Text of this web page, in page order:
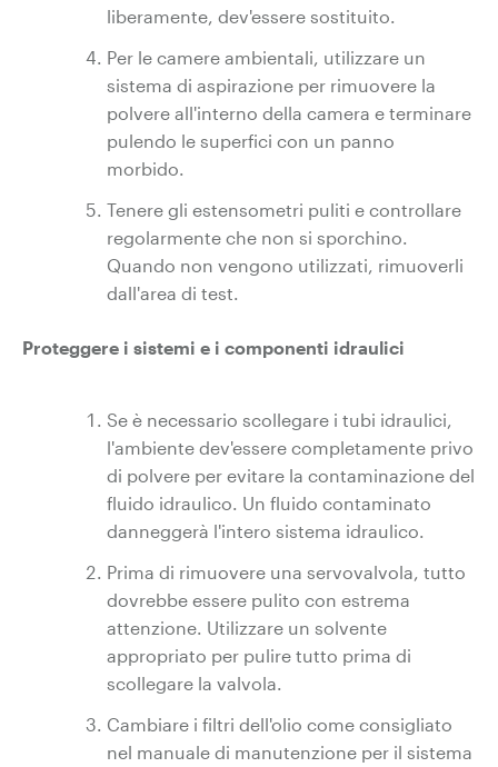
liberamente, dev'essere sostituito.
Per le camere ambientali, utilizzare un
sistema di aspirazione per rimuovere la
polvere all'interno della camera e terminare
pulendo le superfici con un panno
morbido.
Tenere gli estensometri puliti e controllare
regolarmente che non si sporchino.
Quando non vengono utilizzati, rimuoverli
dall'area di test.
Proteggere i sistemi e i componenti idraulici
Se è necessario scollegare i tubi idraulici,
l'ambiente dev'essere completamente privo
di polvere per evitare la contaminazione del
fluido idraulico. Un fluido contaminato
danneggerà l'intero sistema idraulico.
Prima di rimuovere una servovalvola, tutto
dovrebbe essere pulito con estrema
attenzione. Utilizzare un solvente
appropriato per pulire tutto prima di
scollegare la valvola.
Cambiare i filtri dell'olio come consigliato
nel manuale di manutenzione per il sistema